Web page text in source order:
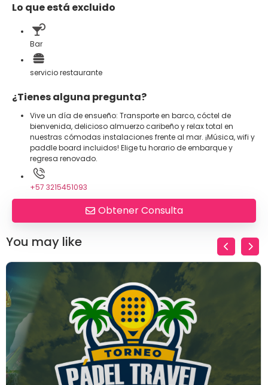
Lo que está excluido
Bar
servicio restaurante
¿Tienes alguna pregunta?
Vive un día de ensueño: Transporte en barco, cóctel de
bienvenida, delicioso almuerzo caribeño y relax total en
nuestras cómodas instalaciones frente al mar. ¡Música, wifi y
paddle board incluidos! Elige tu horario de embarque y
regresa renovado.
+57 3215451093
Obtener Consulta
You may like
$100